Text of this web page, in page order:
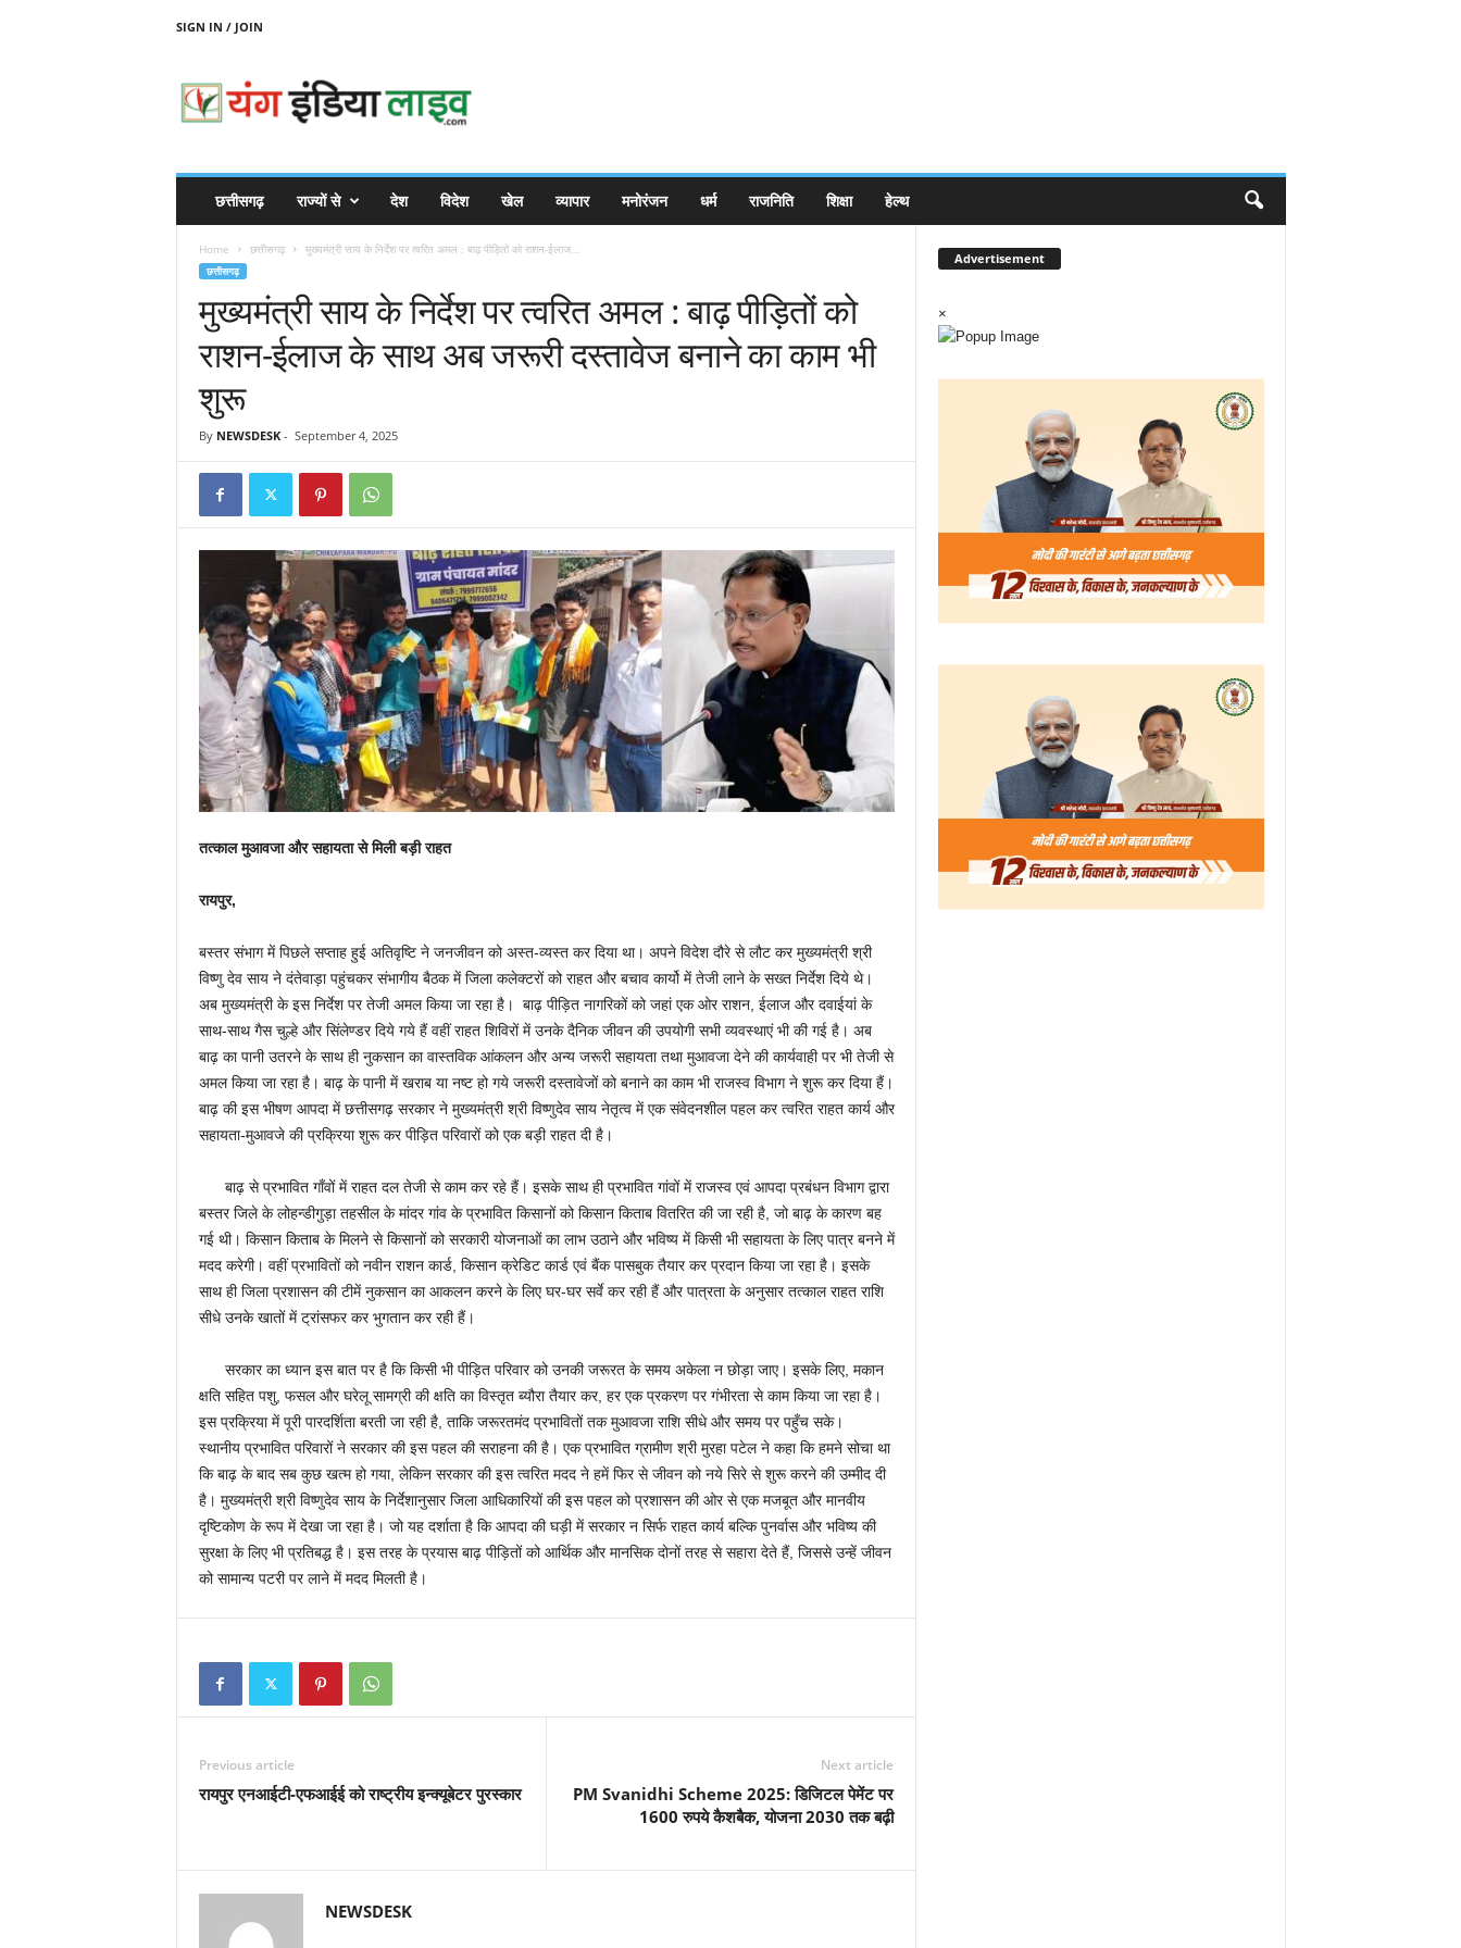
SIGN IN / JOIN
N
छत्तीसगढ़ राज्यों से देश विदेश खेल व्यापार मनोरंजन धर्म राजनिति शिक्षा हेल्थ
Home छत्तीसगढ़ मुख्यमंत्री साय के निर्देश पर त्वरित अमल : बाढ़ पीड़ितों को राशन-ईलाज...
छत्तीसगढ़
मुख्यमंत्री साय के निर्देश पर त्वरित अमल : बाढ़ पीड़ितों को
राशन-ईलाज के साथ अब जरूरी दस्तावेज बनाने का काम भी
शुरू
By NEWSDESK- September 4, 2025
तत्काल मुआवजा और सहायता से मिली बड़ी राहत
रायपुर,
बस्तर संभाग में पिछले सप्ताह हुई अतिवृष्टि ने जनजीवन को अस्त-व्यस्त कर दिया था। अपने विदेश दौरे से लौट कर मुख्यमंत्री श्री
विष्णु देव साय ने दंतेवाड़ा पहुंचकर संभागीय बैठक में जिला कलेक्टरों को राहत और बचाव कार्यो में तेजी लाने के सख्त निर्देश दिये थे।
अब मुख्यमंत्री के इस निर्देश पर तेजी अमल किया जा रहा है। बाढ़ पीड़ित नागरिकों को जहां एक ओर राशन, ईलाज और दवाईयां के
साथ-साथ गैस चुल्हे और सिंलेण्डर दिये गये हैं वहीं राहत शिविरों में उनके दैनिक जीवन की उपयोगी सभी व्यवस्थाएं भी की गई है। अब
बाढ़ का पानी उतरने के साथ ही नुकसान का वास्तविक आंकलन और अन्य जरूरी सहायता तथा मुआवजा देने की कार्यवाही पर भी तेजी से
अमल किया जा रहा है। बाढ़ के पानी में खराब या नष्ट हो गये जरूरी दस्तावेजों को बनाने का काम भी राजस्व विभाग ने शुरू कर दिया हैं।
बाढ़ की इस भीषण आपदा में छत्तीसगढ़ सरकार ने मुख्यमंत्री श्री विष्णुदेव साय नेतृत्व में एक संवेदनशील पहल कर त्वरित राहत कार्य और
सहायता-मुआवजे की प्रक्रिया शुरू कर पीड़ित परिवारों को एक बड़ी राहत दी है।
बाढ़ से प्रभावित गाँवों में राहत दल तेजी से काम कर रहे हैं। इसके साथ ही प्रभावित गांवों में राजस्व एवं आपदा प्रबंधन विभाग द्वारा
बस्तर जिले के लोहन्डीगुड़ा तहसील के मांदर गांव के प्रभावित किसानों को किसान किताब वितरित की जा रही है, जो बाढ़ के कारण बह
गई थी। किसान किताब के मिलने से किसानों को सरकारी योजनाओं का लाभ उठाने और भविष्य में किसी भी सहायता के लिए पात्र बनने में
मदद करेगी। वहीं प्रभावितों को नवीन राशन कार्ड, किसान क्रेडिट कार्ड एवं बैंक पासबुक तैयार कर प्रदान किया जा रहा है। इसके
साथ ही जिला प्रशासन की टीमें नुकसान का आकलन करने के लिए घर-घर सर्वे कर रही हैं और पात्रता के अनुसार तत्काल राहत राशि
सीधे उनके खातों में ट्रांसफर कर भुगतान कर रही हैं।
सरकार का ध्यान इस बात पर है कि किसी भी पीड़ित परिवार को उनकी जरूरत के समय अकेला न छोड़ा जाए। इसके लिए, मकान
क्षति सहित पशु, फसल और घरेलू सामग्री की क्षति का विस्तृत ब्यौरा तैयार कर, हर एक प्रकरण पर गंभीरता से काम किया जा रहा है।
इस प्रक्रिया में पूरी पारदर्शिता बरती जा रही है, ताकि जरूरतमंद प्रभावितों तक मुआवजा राशि सीधे और समय पर पहुँच सके।
स्थानीय प्रभावित परिवारों ने सरकार की इस पहल की सराहना की है। एक प्रभावित ग्रामीण श्री मुरहा पटेल ने कहा कि हमने सोचा था
कि बाढ़ के बाद सब कुछ खत्म हो गया, लेकिन सरकार की इस त्वरित मदद ने हमें फिर से जीवन को नये सिरे से शुरू करने की उम्मीद दी
है। मुख्यमंत्री श्री विष्णुदेव साय के निर्देशानुसार जिला आधिकारियों की इस पहल को प्रशासन की ओर से एक मजबूत और मानवीय
दृष्टिकोण के रूप में देखा जा रहा है। जो यह दर्शाता है कि आपदा की घड़ी में सरकार न सिर्फ राहत कार्य बल्कि पुनर्वास और भविष्य की
सुरक्षा के लिए भी प्रतिबद्ध है। इस तरह के प्रयास बाढ़ पीड़ितों को आर्थिक और मानसिक दोनों तरह से सहारा देते हैं, जिससे उन्हें जीवन
को सामान्य पटरी पर लाने में मदद मिलती है।
Previous article
रायपुर एनआईटी-एफआईई को राष्ट्रीय इन्क्यूबेटर पुरस्कार
Next article
PM Svanidhi Scheme 2025: डिजिटल पेमेंट पर
1600 रुपये कैशबैक, योजना 2030 तक बढ़ी
NEWSDESK
Advertisement
×